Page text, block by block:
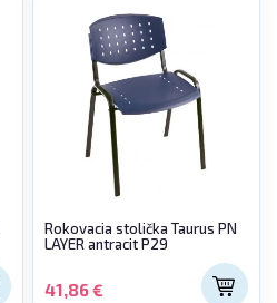
Rokovacia stolička Taurus PN
LAYER antracit P29
41,86 €